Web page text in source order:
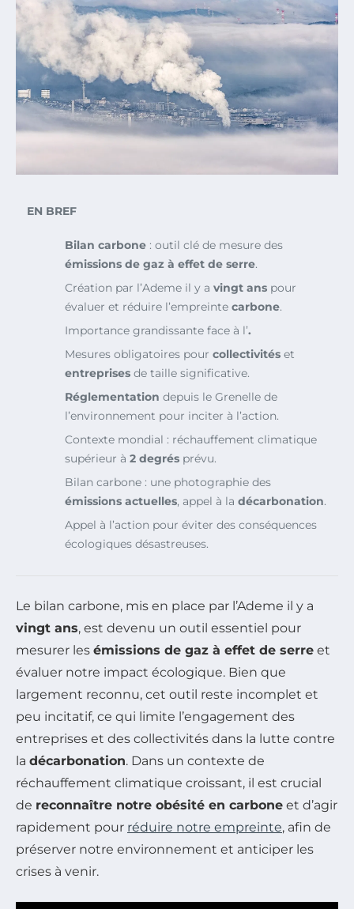
EN BREF
Bilan carbone : outil clé de mesure des
émissions de gaz à effet de serre.
Création par l’Ademe il y a vingt ans pour
évaluer et réduire l’empreinte carbone.
Importance grandissante face à l’.
Mesures obligatoires pour collectivités et
entreprises de taille significative.
Réglementation depuis le Grenelle de
l’environnement pour inciter à l’action.
Contexte mondial : réchauffement climatique
supérieur à 2 degrés prévu.
Bilan carbone : une photographie des
émissions actuelles, appel à la décarbonation.
Appel à l’action pour éviter des conséquences
écologiques désastreuses.
Le bilan carbone, mis en place par l’Ademe il y a
vingt ans, est devenu un outil essentiel pour
mesurer les émissions de gaz à effet de serre et
évaluer notre impact écologique. Bien que
largement reconnu, cet outil reste incomplet et
peu incitatif, ce qui limite l’engagement des
entreprises et des collectivités dans la lutte contre
la décarbonation. Dans un contexte de
réchauffement climatique croissant, il est crucial
de reconnaître notre obésité en carbone et d’agir
rapidement pour réduire notre empreinte, afin de
préserver notre environnement et anticiper les
crises à venir.